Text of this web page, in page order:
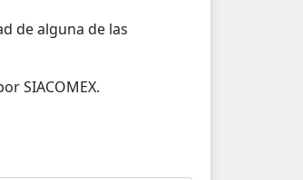
de alguna de las
SIACOMEX.